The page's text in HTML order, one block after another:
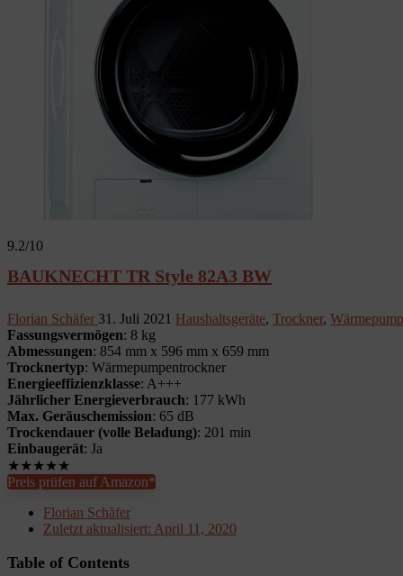
9.2/10
BAUKNECHT TR Style 82A3 BW
Florian Schäfer 31. Juli 2021 Haushaltsgeräte, Trockner,
Fassungsvermögen: 8 kg
Abmessungen: 854 mm x 596 mm x 659 mm
Trocknertyp: Wärmepumpentrockner
Energieeffizienzklasse: A+++
Jährlicher Energieverbrauch: 177 kWh
Max. Geräuschemission: 65 dB
Trockendauer (volle Beladung): 201 min
Einbaugerät: Ja
★★★★★
Preis prüfen auf Amazon*
Florian Schäfer
Zuletzt aktualisiert: April 11, 2020
Table of Contents